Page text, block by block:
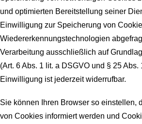
und optimierten Bereitstellung seiner
Einwilligung zur Speicherung von
Wiedererkennungstechnologien
Verarbeitung ausschließlich auf
(Art. 6 Abs. 1 lit. a DSGVO und § 25 Abs.
Einwilligung ist jederzeit widerrufbar.
Sie können Ihren Browser so einstellen,
von Cookies informiert werden und